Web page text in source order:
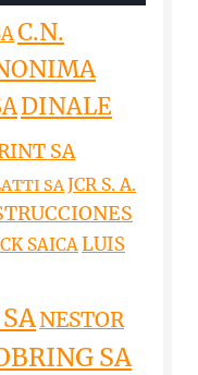
C.N.
DINALE
SA
SAJCR S. A.
SAICALUIS
NESTOR
SA